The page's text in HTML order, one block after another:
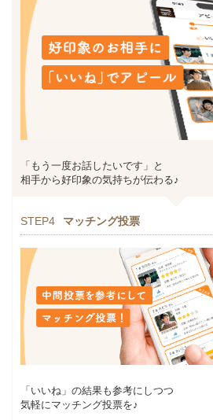
「もう一度お話したいです」と
相手から好印象の気持ちが伝わる♪
STEP4 マッチング投票
「いいね」の結果も参考にしつつ
気軽にマッチング投票を♪